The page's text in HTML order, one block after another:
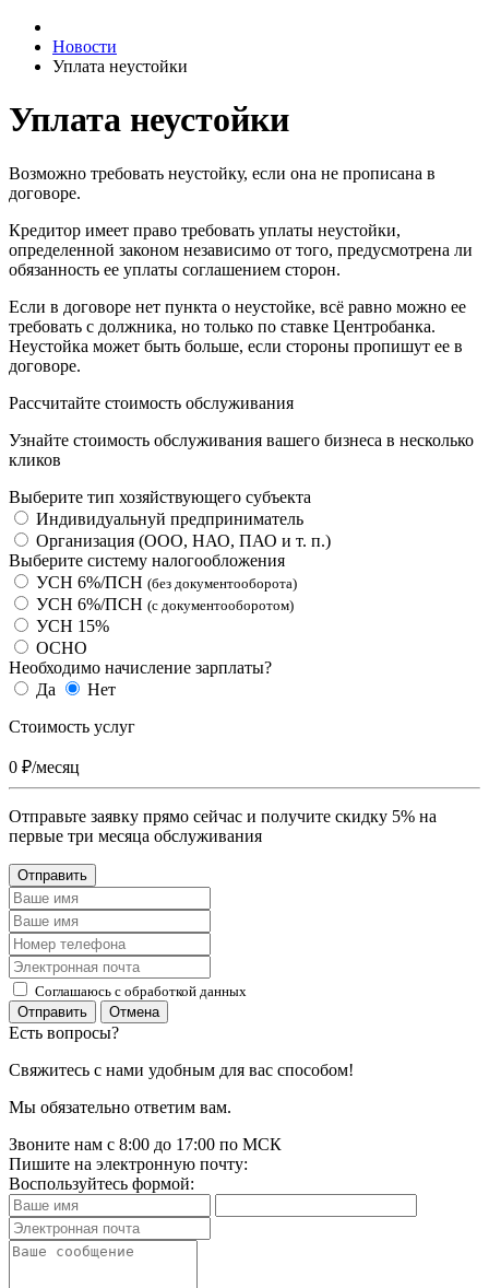
Новости
Уплата неустойки
Уплата неустойки
Возможно требовать неустойку, если она не прописана в
договоре.
Кредитор имеет право требовать уплаты неустойки,
определенной законом независимо от того, предусмотрена ли
обязанность ее уплаты соглашением сторон.
Если в договоре нет пункта о неустойке, всё равно можно ее
требовать с должника, но только по ставке Центробанка.
Неустойка может быть больше, если стороны пропишут ее в
договоре.
Рассчитайте стоимость обслуживания
Узнайте стоимость обслуживания вашего бизнеса в несколько
кликов
Выберите тип хозяйствующего субъекта
Индивидуальнуй предприниматель
Организация (ООО, НАО, ПАО и т. п.)
Выберите систему налогообложения
УСН 6%/ПСН (без документооборота)
УСН 6%/ПСН (с документооборотом)
УСН 15%
ОСНО
Необходимо начисление зарплаты?
Да
Нет
Стоимость услуг
0 ₽/месяц
Отправьте заявку прямо сейчас и получите скидку 5% на
первые три месяца обслуживания
Отправить
Соглашаюсь с обработкой данных
Отправить
Отмена
Есть вопросы?
Свяжитесь с нами удобным для вас способом!
Мы обязательно ответим вам.
Звоните нам с 8:00 до 17:00 по МСК
Пишите на электронную почту:
Воспользуйтесь формой: